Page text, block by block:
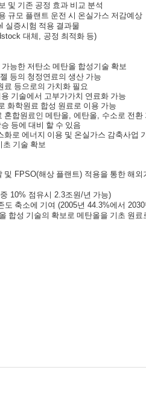
및 기존 공정 효과 비교 분석
규모 플랜트 운전 시 온실가스 저감예상
실증시험 적용 결과물
대체 , 공정 최적화 등)
가능한 저탄소 메탄올 합성기술 확보
등의 청정연료의 생산 가능
료 등으로의 가치화 필요
기술에서 고부가가치 연료화 가능
화학원료 합성 원료로 이용 가능
혼합원료인 메탄올, 에탄올, 수소로 전환
등에 대비 할 수 있음
화로 에너지 이용 및 온실가스 감축사업
초 기술 확보
및 FPSO(해상 플랜트) 적용을 통한 해외
10% 점유시 2.3조원/년 가능)
도 축소에 기여 (2005년 44.3%에서 2030
합성 기술의 확보로 메탄올을 기초 원료